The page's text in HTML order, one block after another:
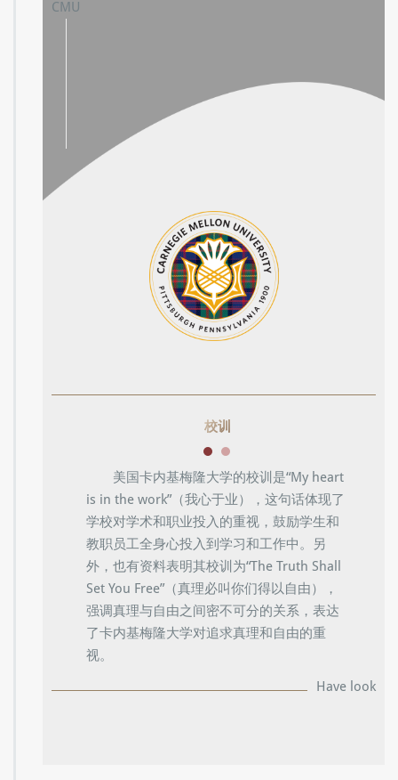
CMU
校训
美国卡内基梅隆大学的校训是“My heart
is in the work”（我心于业），这句话体现了
学校对学术和职业投入的重视，鼓励学生和
教职员工全身心投入到学习和工作中。另
外，也有资料表明其校训为“The Truth Shall
Set You Free”（真理必叫你们得以自由），
强调真理与自由之间密不可分的关系，表达
了卡内基梅隆大学对追求真理和自由的重
视。
Have look